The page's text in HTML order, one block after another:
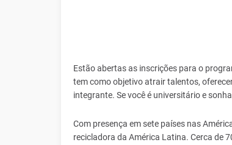
Estão abertas as inscrições para o
tem como objetivo atrair talentos,
integrante. Se você é universitário e
Com presença em sete países nas
recicladora da América Latina. Cerca de